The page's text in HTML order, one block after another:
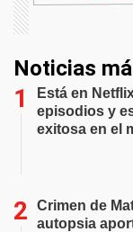
Noticias
Está en
episodios y
exitosa en el
Crimen de
autopsia